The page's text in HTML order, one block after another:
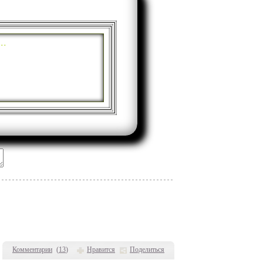
Комментарии (13) Нравится Поделиться